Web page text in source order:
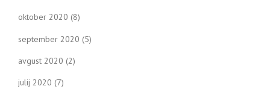
oktober 2020 (8)
september 2020 (5)
avgust 2020 (2)
julij 2020 (7)